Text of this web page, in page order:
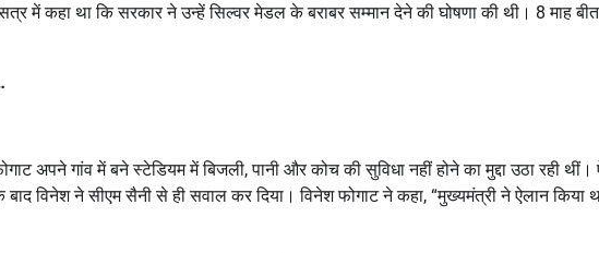
में कहा था कि सरकार ने उन्हें सिल्वर मेडल के बराबर सम्मान देने की घोषणा की थी। 8 माह
अपने गांव में बने स्टेडियम में बिजली, पानी और कोच की सुविधा नहीं होने का मुद्दा उठा रही
विनेश ने सीएम सैनी से ही सवाल कर दिया। विनेश फोगाट ने कहा, “मुख्यमंत्री ने ऐलान किया